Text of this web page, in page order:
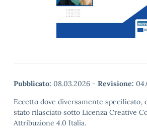
Pubblicato: 08.03.2026 - Revisione:
Eccetto dove diversamente specificato,
stato rilasciato sotto Licenza Creative
Attribuzione 4.0 Italia.